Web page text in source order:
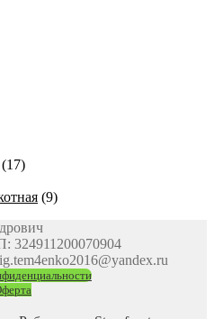
(17)
(9)